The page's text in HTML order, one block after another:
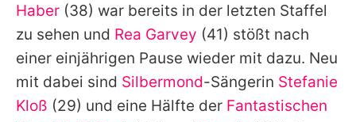
Utiq verwalten
Haber (38) war bereits in der letzten Staffel
zu sehen und Rea Garvey (41) stößt nach
einer einjährigen Pause wieder mit dazu. Neu
mit dabei sind Silbermond-Sängerin Stefanie
Kloß (29) und eine Hälfte der Fantastischen